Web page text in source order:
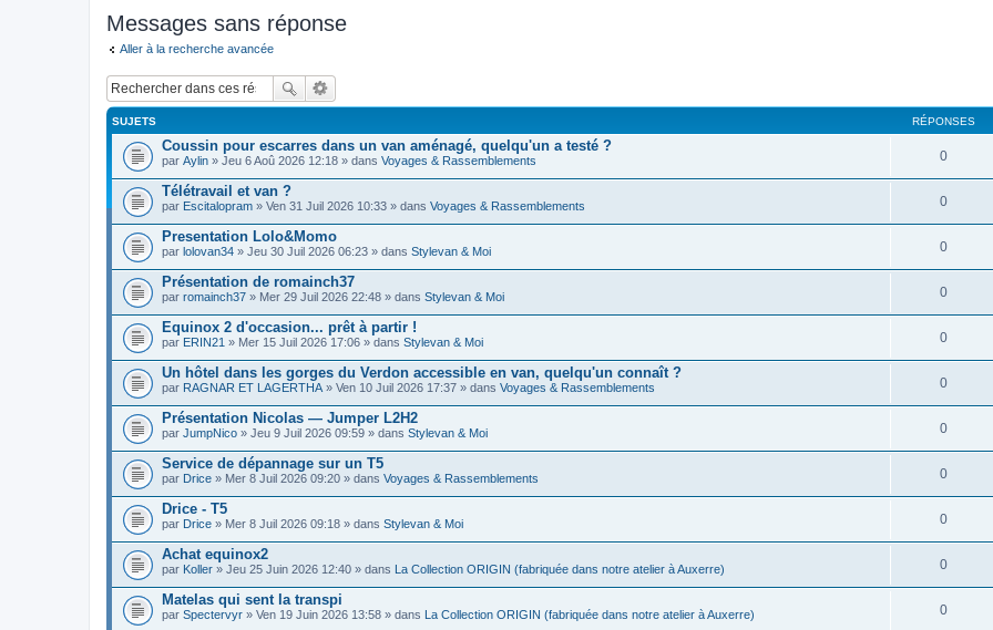
Messages sans réponse
Aller à la recherche avancée
SUJETS RÉPONSES
Coussin pour escarres dans un van aménagé, quelqu'un a testé ?
par Aylin » Jeu 6 Aoû 2026 12:18 » dans Voyages & Rassemblements 0
Télétravail et van ?
par Escitalopram » Ven 31 Juil 2026 10:33 » dans Voyages & Rassemblements 0
Presentation Lolo&Momo
par lolovan34 » Jeu 30 Juil 2026 06:23 » dans Stylevan & Moi 0
Présentation de romainch37
par romainch37 » Mer 29 Juil 2026 22:48 » dans Stylevan & Moi 0
Equinox 2 d'occasion... prêt à partir !
par ERIN21 » Mer 15 Juil 2026 17:06 » dans Stylevan & Moi 0
Un hôtel dans les gorges du Verdon accessible en van, quelqu'un connaît ?
par RAGNAR ET LAGERTHA » Ven 10 Juil 2026 17:37 » dans Voyages & Rassemblements 0
Présentation Nicolas — Jumper L2H2
par JumpNico » Jeu 9 Juil 2026 09:59 » dans Stylevan & Moi 0
Service de dépannage sur un T5
par Drice » Mer 8 Juil 2026 09:20 » dans Voyages & Rassemblements 0
Drice - T5
par Drice » Mer 8 Juil 2026 09:18 » dans Stylevan & Moi 0
Achat equinox2
par Koller » Jeu 25 Juin 2026 12:40 » dans La Collection ORIGIN (fabriquée dans notre atelier à Auxerre) 0
Matelas qui sent la transpi
par Spectervyr » Ven 19 Juin 2026 13:58 » dans La Collection ORIGIN (fabriquée dans notre atelier à Auxerre) 0